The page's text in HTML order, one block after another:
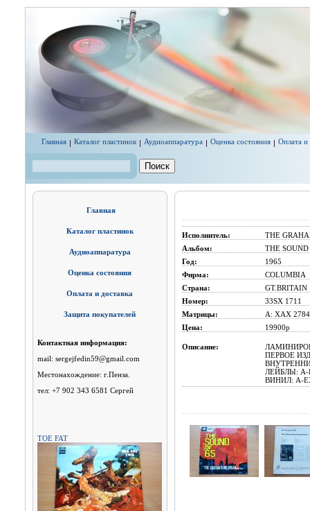
Главная Каталог пластинок Аудиоаппаратура Оценка состояния Оплата и
Главная
Каталог пластинок
Аудиоаппаратура
Оценка состояния
Оплата и доставка
Защита покупателей
Контактная информация:
mail: sergejfedin59@gmail.com
Местонахождение: г.Пенза.
тел: +7 902 343 6581 Сергей
TOE FAT
Исполнитель:
THE
Альбом:
THE SOUND
Год:
1965
Фирма:
COLUMBIA
Страна:
GT.BRITAIN
Номер:
33SX 1711
Матрицы:
A: XAX
Цена:
19900р
Описание:
ПЕРВОЕ
ЛЕЙБЛЫ: A-
ВИНИЛ: A-